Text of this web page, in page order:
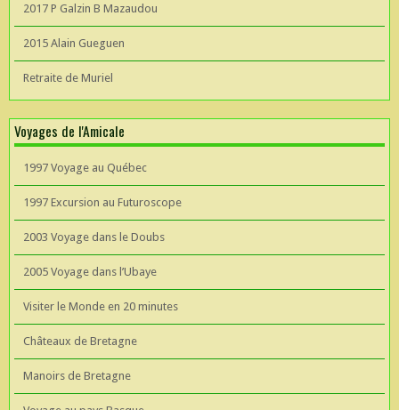
2017 P Galzin B Mazaudou
2015 Alain Gueguen
Retraite de Muriel
Voyages de l'Amicale
1997 Voyage au Québec
1997 Excursion au Futuroscope
2003 Voyage dans le Doubs
2005 Voyage dans l’Ubaye
Visiter le Monde en 20 minutes
Châteaux de Bretagne
Manoirs de Bretagne